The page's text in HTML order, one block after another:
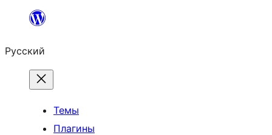
Перейти
содержимому
Русский
Темы
Плагины